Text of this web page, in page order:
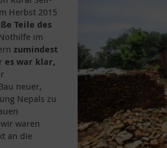
Herbst 2015
Teile des
im
zumindest
es war klar,
neuer,
Nepals zu
waren
an die